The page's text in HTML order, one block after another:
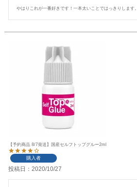
やはりこれが一番好きです！一本太いことではっきりします。
【予約商品 8/7発送】国産セルフトップグルー2ml
購入者
投稿日 2020/10/27